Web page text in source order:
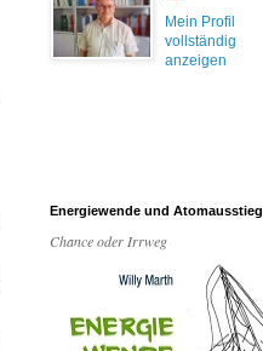
Mein Profil
vollständig
anzeigen
Energiewende und Atomausstieg
Chance oder Irrweg